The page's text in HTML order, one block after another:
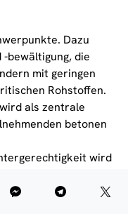
Dazu
bewältigung, die
mit geringen
Rohstoffen.
als zentrale
betonen
wird